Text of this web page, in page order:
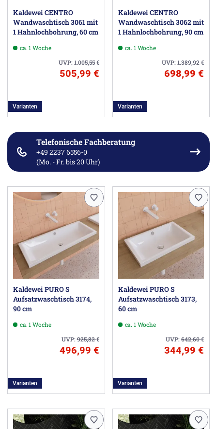
Kaldewei CENTRO
Wandwaschtisch 3061 mit
1 Hahnlochbohrung, 60 cm
ca. 1 Woche
UVP:1.005,55€
505,99 €
Varianten
Kaldewei CENTRO
Wandwaschtisch 3062 mit
1 Hahnlochbohrung, 90 cm
ca. 1 Woche
UVP:1.389,92€
698,99 €
Varianten
Telefonische Fachberatung
+49 2237 6556-0
(Mo. - Fr. bis 20 Uhr)
Kaldewei PURO S
Aufsatzwaschtisch 3174,
90 cm
ca. 1 Woche
UVP:925,82€
496,99 €
Varianten
Kaldewei PURO S
Aufsatzwaschtisch 3173,
60 cm
ca. 1 Woche
UVP:642,60€
344,99 €
Varianten